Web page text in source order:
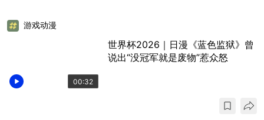
00:32
游戏动漫
世界杯2026｜日漫《蓝色监狱》曾
说出“没冠军就是废物”惹众怒